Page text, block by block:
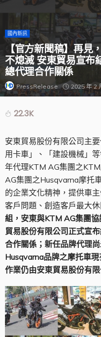
國內新訊
【官方新聞稿】再見
不熄滅 安東貿易宣布
總代理合作關係
PressRelease 2025 年 2
22.3K
安東貿易股份有限公司主
用卡車」、「建設機械」
年代理KTM AG集團之
AG集團之Husqvarna摩托
的企業文化精神，提供車
客戶問題、創造客戶最大休
組，安東與KTM AG集團
貿易股份有限公司正式宣
合作關係；新任品牌代理
Husqvarna品牌之摩托車
作業仍由安東貿易股份有